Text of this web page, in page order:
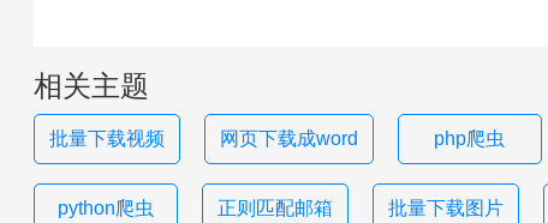
相关主题
批量下载视频 网页下载成word php爬虫
python爬虫 正则匹配邮箱 批量下载图片